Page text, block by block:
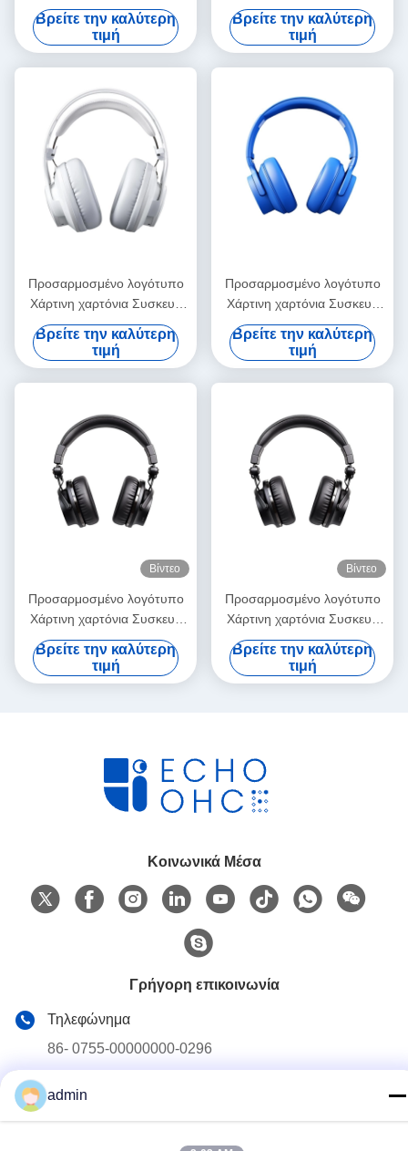
Διπλώσιμο λευκό / μαύρο /
ροζ χρυσό πολυτελές
μαγνητικό κουτί δώρων με
κλείσιμο με κορδέλα
Βρείτε την καλύτερη
τιμή
Διπλώσιμο λευκό / μαύρο /
ροζ χρυσό πολυτελές
μαγνητικό κουτί δώρων με
κλείσιμο με κορδέλα
Βρείτε την καλύτερη
τιμή
Προσαρμοσμένο λογότυπο
Χάρτινη χαρτόνια Συσκευή
Διπλώσιμο λευκό / μαύρο /
ροζ χρυσό πολυτελές
μαγνητικό κουτί δώρων με
κλείσιμο με κορδέλα
Βρείτε την καλύτερη
τιμή
Προσαρμοσμένο λογότυπο
Χάρτινη χαρτόνια Συσκευή
Διπλώσιμο λευκό / μαύρο /
ροζ χρυσό πολυτελές
μαγνητικό κουτί δώρων με
κλείσιμο με κορδέλα
Βρείτε την καλύτερη
τιμή
Βίντεο
Προσαρμοσμένο λογότυπο
Χάρτινη χαρτόνια Συσκευή
Διπλώσιμο λευκό / μαύρο /
ροζ χρυσό πολυτελές
μαγνητικό κουτί δώρων με
Βρείτε την καλύτερη
τιμή
Βίντεο
Προσαρμοσμένο λογότυπο
Χάρτινη χαρτόνια Συσκευή
Διπλώσιμο λευκό / μαύρο /
ροζ χρυσό πολυτελές
μαγνητικό κουτί δώρων με
Βρείτε την καλύτερη
τιμή
Κοινωνικά Μέσα
Γρήγορη επικοινωνία
Τηλεφώνημα
86- 0755-00000000-0296
admin